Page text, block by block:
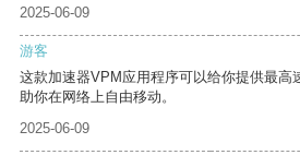
2025-06-09
游客
这款加速器VPM应用程序可以给你提供最高
助你在网络上自由移动。
2025-06-09